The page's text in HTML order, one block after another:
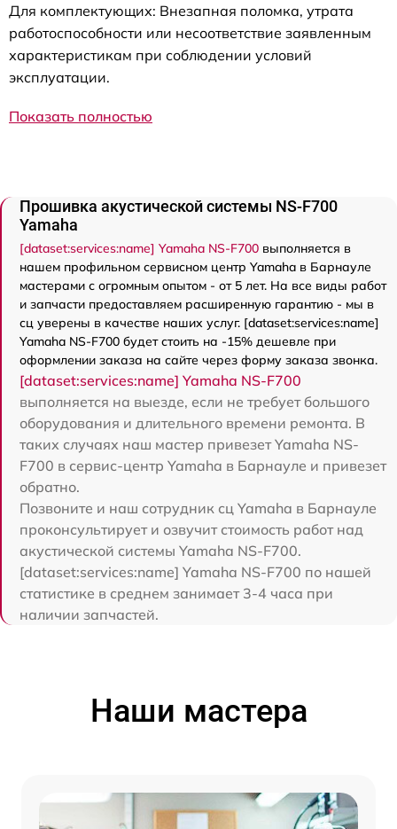
Для комплектующих: Внезапная поломка, утрата
работоспособности или несоответствие заявленным
характеристикам при соблюдении условий
эксплуатации.
Показать полностью
Прошивка акустической системы NS-F700
Yamaha
[dataset:services:name] Yamaha NS-F700 выполняется в
нашем профильном сервисном центр Yamaha в Барнауле
мастерами с огромным опытом - от 5 лет. На все виды работ
и запчасти предоставляем расширенную гарантию - мы в
сц уверены в качестве наших услуг. [dataset:services:name]
Yamaha NS-F700 будет стоить на -15% дешевле при
оформлении заказа на сайте через форму заказа звонка.
[dataset:services:name] Yamaha NS-F700
выполняется на выезде, если не требует большого
оборудования и длительного времени ремонта. В
таких случаях наш мастер привезет Yamaha NS-
F700 в сервис-центр Yamaha в Барнауле и привезет
обратно.
Позвоните и наш сотрудник сц Yamaha в Барнауле
проконсультирует и озвучит стоимость работ над
акустической системы Yamaha NS-F700.
[dataset:services:name] Yamaha NS-F700 по нашей
статистике в среднем занимает 3-4 часа при
наличии запчастей.
Наши мастера